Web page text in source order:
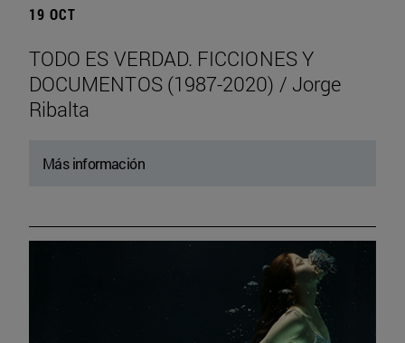
19 OCT
TODO ES VERDAD. FICCIONES Y
DOCUMENTOS (1987-2020) / Jorge
Ribalta
Más información